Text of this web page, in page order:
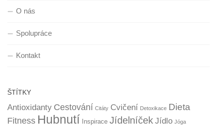
O nás
Spolupráce
Kontakt
ŠTÍTKY
Antioxidanty Cestování Citáty Cvičení Detoxikace Dieta
Fitness Hubnutí Inspirace Jídelníček Jídlo Jóga